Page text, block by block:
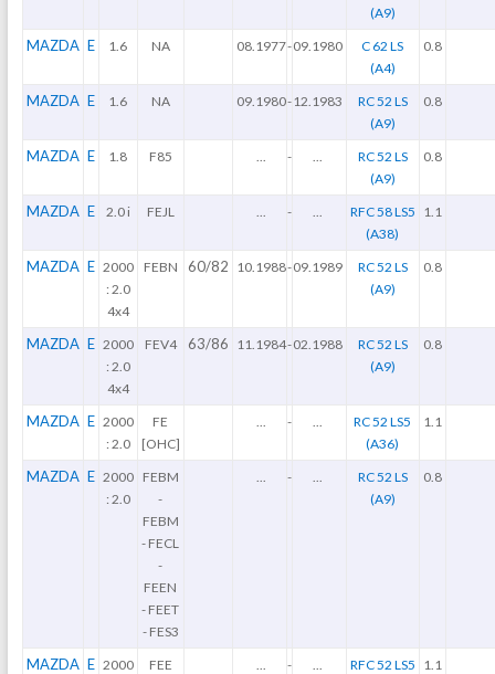
(A9)
MAZDA E 1.6 NA 08.1977-09.1980
C 62 LS
(A4)
0.8
MAZDA E 1.6 NA 09.1980-12.1983
RC 52 LS
(A9)
0.8
MAZDA E 1.8 F85 -
RC 52 LS
(A9)
0.8
MAZDA E 2.0 i FEJL -
RFC 58 LS5
(A38)
1.1
MAZDA E 2000
: 2.0
4x4
FEBN 60/82 10.1988-09.1989
RC 52 LS
(A9)
0.8
MAZDA E 2000
: 2.0
4x4
FEV4 63/86 11.1984-02.1988
RC 52 LS
(A9)
0.8
MAZDA E 2000
: 2.0
FE
[OHC]
-
RC 52 LS5
(A36)
1.1
MAZDA E 2000
: 2.0
FEBM
-
FEBM
- FECL
-
FEEN
- FEET
- FES3
-
RC 52 LS
(A9)
0.8
MAZDA E 2000
FEE -
RFC 52 LS5 1.1